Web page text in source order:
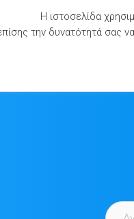
Η ιστοσελίδα
την δυνατότητά σας